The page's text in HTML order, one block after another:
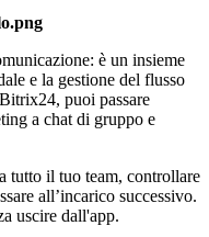
è un insieme
e la gestione del flusso
puoi passare
a chat di gruppo e
tutto il tuo team, controllare
all’incarico successivo.
uscire dall'app.